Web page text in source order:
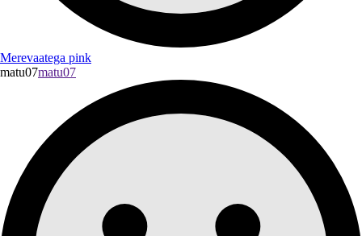
Merevaatega pink
matu07matu07